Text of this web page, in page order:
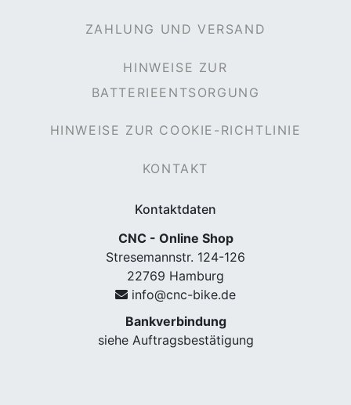
ZAHLUNG UND VERSAND
HINWEISE ZUR
BATTERIEENTSORGUNG
HINWEISE ZUR COOKIE-RICHTLINIE
KONTAKT
Kontaktdaten
CNC - Online Shop
Stresemannstr. 124-126
22769 Hamburg
info@cnc-bike.de
Bankverbindung
siehe Auftragsbestätigung